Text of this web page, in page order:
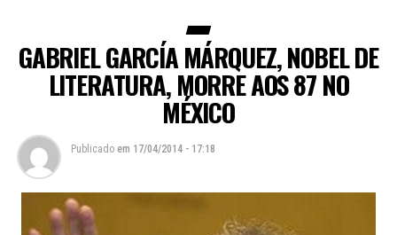
GABRIEL GARCÍA MÁRQUEZ, NOBEL DE
LITERATURA, MORRE AOS 87 NO
MÉXICO
Publicado em 17/04/2014 - 17:18